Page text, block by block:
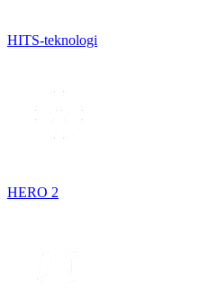
HITS-teknologi
HERO 2